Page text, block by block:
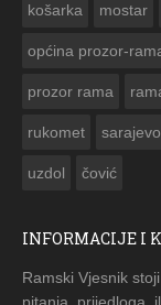
košarka mostar
općina prozor-
prozor rama
rukomet sarajevo
uzdol čović
INFORMACIJE I
Ramski Vjesnik